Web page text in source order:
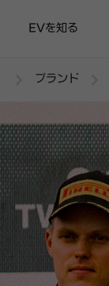
EVを知る
ブランド